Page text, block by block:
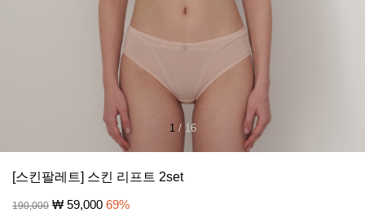
1/ 16
[스킨팔레트] 스킨 리프트 2set
190,000 ₩ 59,000 69%